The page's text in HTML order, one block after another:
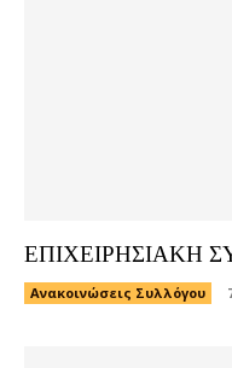
ΕΠΙΧΕΙΡΗΣΙΑΚΗ
Ανακοινώσεις Συλλόγου